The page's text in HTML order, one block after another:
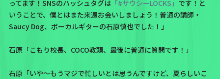
ってます！SNSのハッシュタグは「#サウシーLOCKS」 です！と
いうことで、僕とはまた来週お会いしましょう！普通の講師・
Saucy Dog、ボーカルギターの石原慎也でした！」
石原「こもり校長、COCO教頭、最後に普通に質問です！」
石原「いや～もうマジで忙しいとは思うんですけど、夏らしいこ